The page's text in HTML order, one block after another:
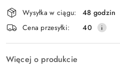
Wyślij
i
dostawa
Wysyłka w ciągu:
48 godzin
Cena przesyłki:
40
Więcej o produkcie